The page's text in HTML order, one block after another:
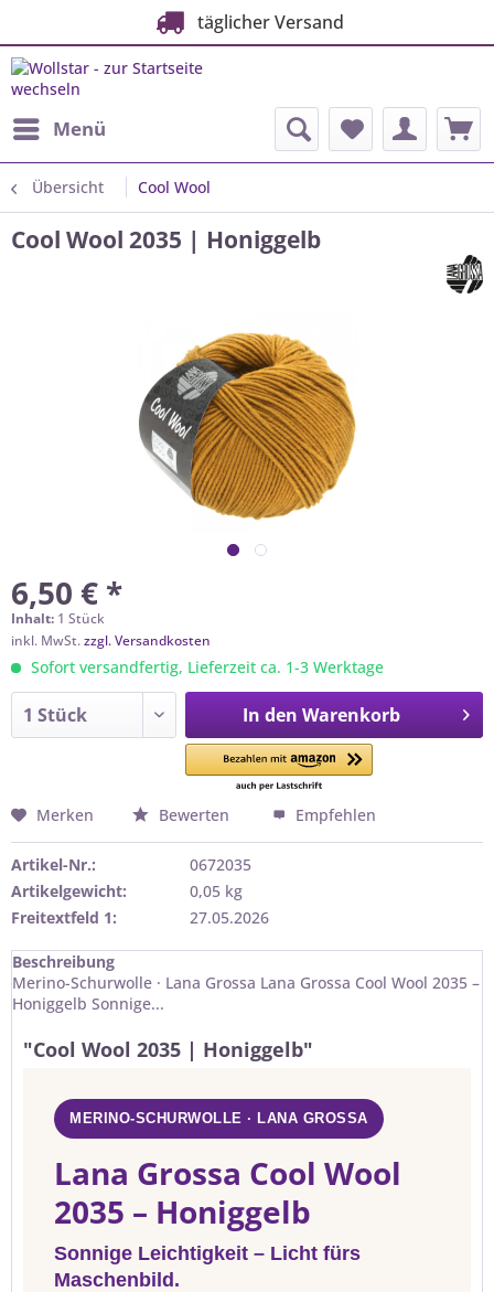
täglicher Versand
Menü
Übersicht Cool Wool
Cool Wool 2035 | Honiggelb
6,50 € *
Inhalt: 1 Stück
inkl. MwSt.zzgl. Versandkosten
Sofort versandfertig, Lieferzeit ca. 1-3 Werktage
In den Warenkorb
Merken Bewerten Empfehlen
Artikel-Nr.:
0672035
Artikelgewicht:
0,05 kg
Freitextfeld 1:
27.05.2026
Beschreibung
Merino-Schurwolle · Lana Grossa Lana Grossa Cool Wool 2035 –
Honiggelb Sonnige...
"Cool Wool 2035 | Honiggelb"
MERINO-SCHURWOLLE · LANA GROSSA
Lana Grossa Cool Wool
2035 – Honiggelb
Sonnige Leichtigkeit – Licht fürs
Maschenbild.